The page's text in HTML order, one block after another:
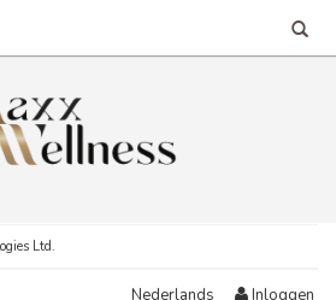
Ltd.
Nederlands Inloggen